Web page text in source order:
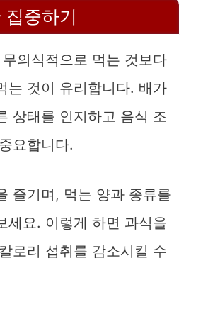
집중하기
의식적으로 먹는 것보다
는 것이 유리합니다. 배가
상태를 인지하고 음식 조
요합니다.
즐기며, 먹는 양과 종류를
세요. 이렇게 하면 과식을
로리 섭취를 감소시킬 수